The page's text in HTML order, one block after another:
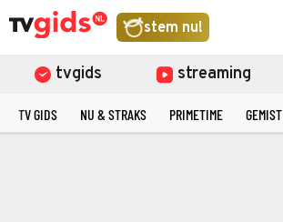
stem nu!
tvgids streaming
TV GIDS NU & STRAKS PRIMETIME GEMIST